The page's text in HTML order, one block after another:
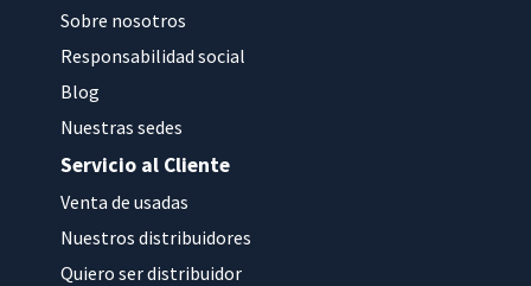
Sobre nosotros
Responsabilidad social
Blog
Nuestras sedes
Servicio al Cliente
Venta de usadas
Nuestros distribuidores
Quiero ser distribuidor